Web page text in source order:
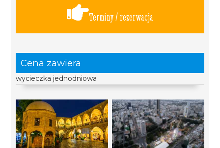
Terminy / rezerwacja
Cena zawiera
wycieczka jednodniowa